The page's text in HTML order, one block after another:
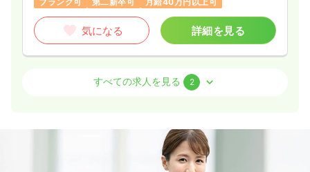
気になる 詳細を見る
賞与3ヶ月
すべての求人を見る 2